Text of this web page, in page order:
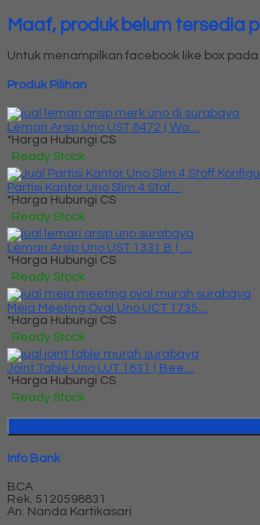
Maaf, produk belum tersedia
Untuk menampilkan facebook like box
Produk Pilihan
Lemari Arsip Uno UST 8472 ( Wa....
*Harga Hubungi CS
Ready Stock
Partisi Kantor Uno Slim 4 Staf....
*Harga Hubungi CS
Ready Stock
Lemari Arsip Uno UST 1331 B ( ....
*Harga Hubungi CS
Ready Stock
Meja Meeting Oval Uno UCT 1735....
*Harga Hubungi CS
Ready Stock
Joint Table Uno UJT 1831 ( Bee....
*Harga Hubungi CS
Ready Stock
Info Bank
BCA
Rek. 5120598831
An. Nanda Kartikasari